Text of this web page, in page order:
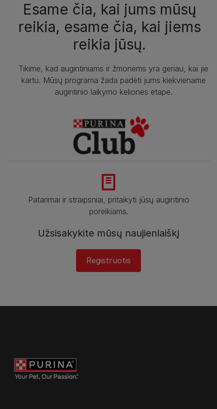
Esame čia, kai jums mūsų
reikia, esame čia, kai jiems
reikia jūsų.
Tikime, kad augintiniams ir žmonėms yra geriau, kai jie
kartu. Mūsų programa žada padėti jums kiekviename
augintinio laikymo kelionės etape.
Patarimai ir straipsniai, pritaikyti jūsų augintinio
poreikiams.
Užsisakykite mūsų naujienlaiškį
Registruotis